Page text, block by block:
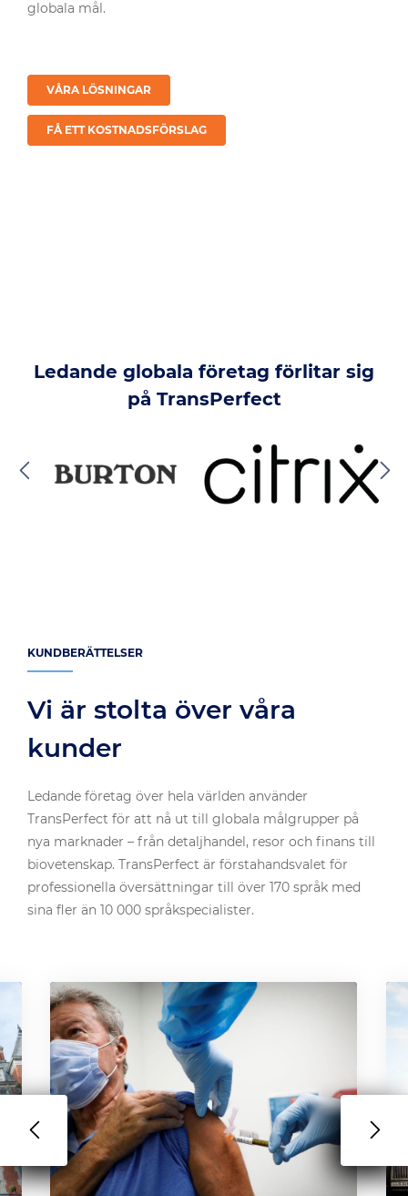
globala mål.
VÅRA LÖSNINGAR
FÅ ETT KOSTNADSFÖRSLAG
Ledande globala företag förlitar sig
på TransPerfect
KUNDBERÄTTELSER
Vi är stolta över våra
kunder
Ledande företag över hela världen använder
TransPerfect för att nå ut till globala målgrupper på
nya marknader – från detaljhandel, resor och finans till
biovetenskap. TransPerfect är förstahandsvalet för
professionella översättningar till över 170 språk med
sina fler än 10 000 språkspecialister.